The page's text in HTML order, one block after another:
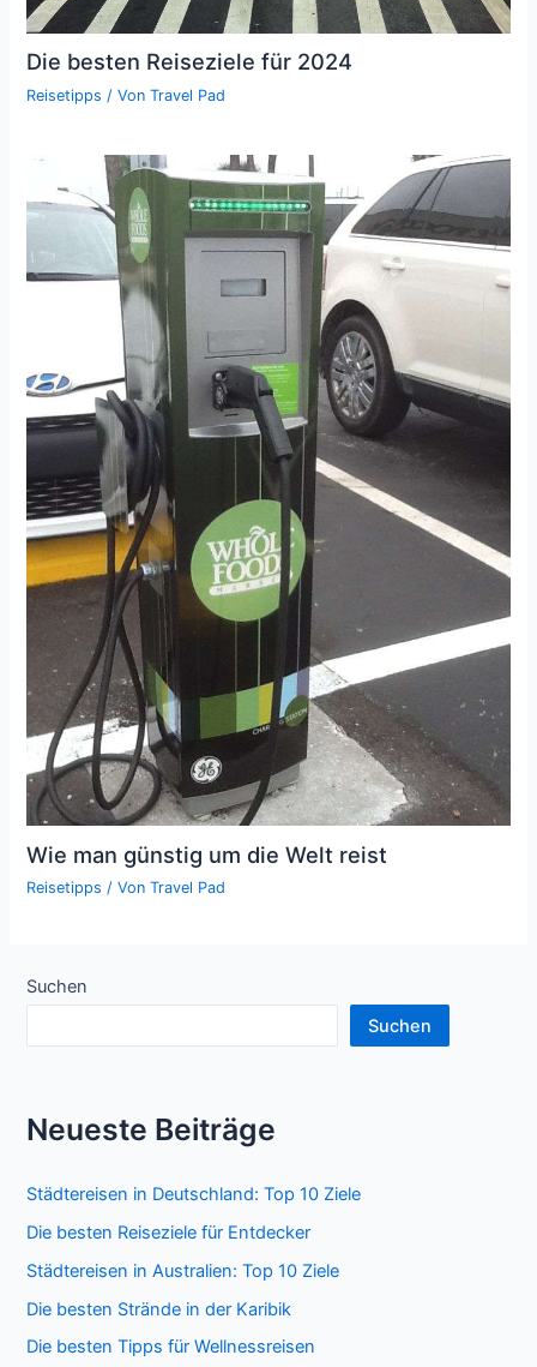
Die besten Reiseziele für 2024
Reisetipps / VonTravel Pad
Wie man günstig um die Welt reist
Reisetipps / VonTravel Pad
Suchen
Suchen
Neueste Beiträge
Städtereisen in Deutschland: Top 10 Ziele
Die besten Reiseziele für Entdecker
Städtereisen in Australien: Top 10 Ziele
Die besten Strände in der Karibik
Die besten Tipps für Wellnessreisen